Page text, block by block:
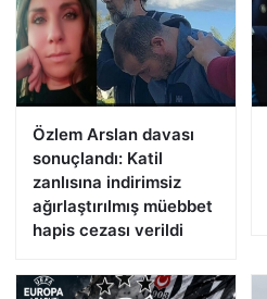
Özlem Arslan davası
sonuçlandı: Katil
zanlısına indirimsiz
ağırlaştırılmış müebbet
hapis cezası verildi